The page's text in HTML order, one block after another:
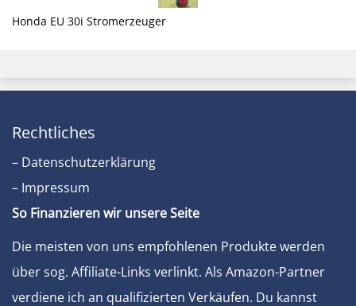
Honda EU 30i Stromerzeuger
Rechtliches
– Datenschutzerklärung
– Impressum
So Finanzieren wir unsere Seite
Die meisten von uns empfohlenen Produkte werden
über sog. Affiliate-Links verlinkt. Als Amazon-Partner
verdiene ich an qualifizierten Verkäufen. Du kannst